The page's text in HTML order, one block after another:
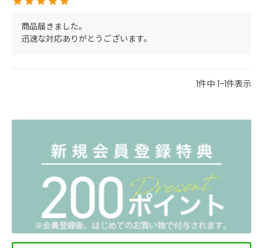
商品届きました。
迅速な対応ありがとうございます。
1件中 1-1件表示